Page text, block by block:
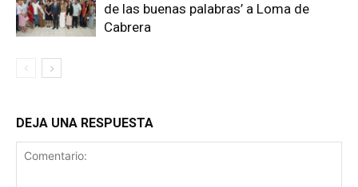
de las buenas palabras’ a Loma de
Cabrera
DEJA UNA RESPUESTA